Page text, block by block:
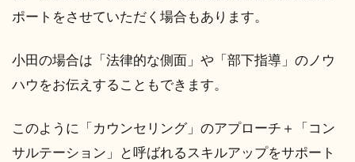
ポートをさせていただく場合もあります。
小田の場合は「法律的な側面」や「部下指導」のノウ
ハウをお伝えすることもできます。
このように「カウンセリング」のアプローチ＋「コン
サルテーション」と呼ばれるスキルアップをサポート